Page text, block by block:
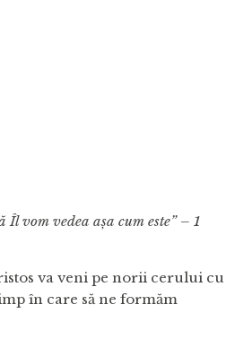
vom vedea așa cum este” – 1
va veni pe norii cerului cu
în care să ne formăm